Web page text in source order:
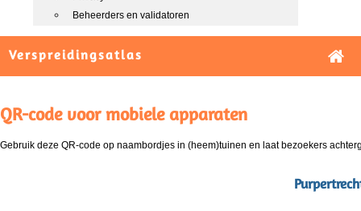
Beheerders en validatoren
Verspreidingsatlas
QR-code voor mobiele apparaten
Gebruik deze QR-code op naambordjes in (heem)tuinen en laat bezoekers